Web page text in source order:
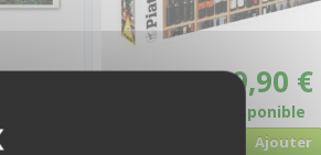
€ 19,90 €
Disponible